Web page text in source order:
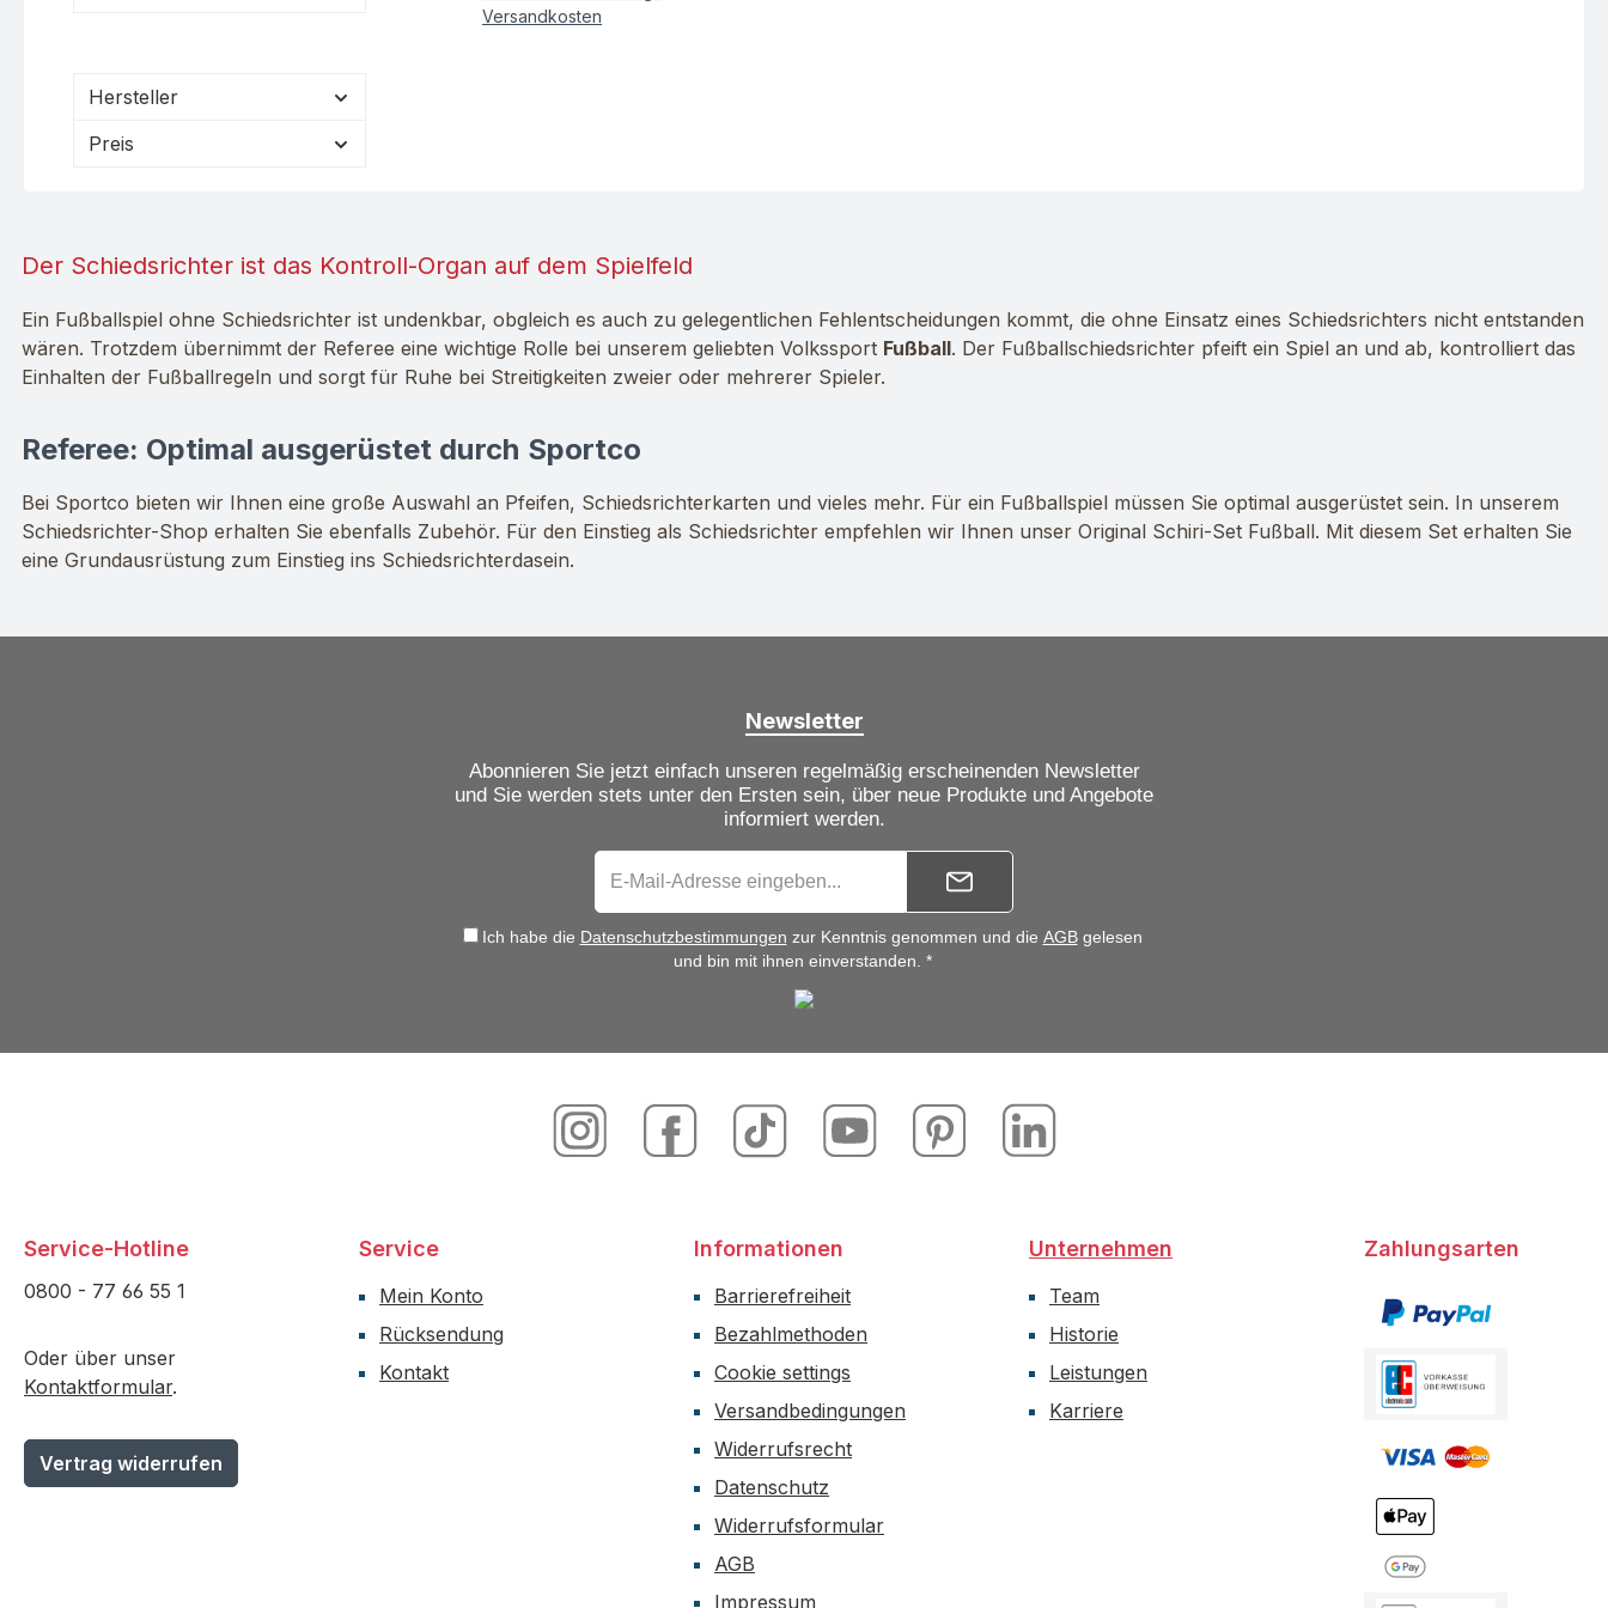
Hersteller
Preis
Versandkosten
Der Schiedsrichter ist das Kontroll-Organ auf dem Spielfeld
Ein Fußballspiel ohne Schiedsrichter ist undenkbar, obgleich es auch zu gelegentlichen Fehlentscheidungen kommt, die ohne Einsatz eines Schiedsrichters nicht entstanden
wären. Trotzdem übernimmt der Referee eine wichtige Rolle bei unserem geliebten Volkssport Fußball. Der Fußballschiedsrichter pfeift ein Spiel an und ab, kontrolliert das
Einhalten der Fußballregeln und sorgt für Ruhe bei Streitigkeiten zweier oder mehrerer Spieler.
Referee: Optimal ausgerüstet durch Sportco
Bei Sportco bieten wir Ihnen eine große Auswahl an Pfeifen, Schiedsrichterkarten und vieles mehr. Für ein Fußballspiel müssen Sie optimal ausgerüstet sein. In unserem
Schiedsrichter-Shop erhalten Sie ebenfalls Zubehör. Für den Einstieg als Schiedsrichter empfehlen wir Ihnen unser Original Schiri-Set Fußball. Mit diesem Set erhalten Sie
eine Grundausrüstung zum Einstieg ins Schiedsrichterdasein.
Newsletter
Abonnieren Sie jetzt einfach unseren regelmäßig erscheinenden Newsletter
und Sie werden stets unter den Ersten sein, über neue Produkte und Angebote
informiert werden.
Ich habe die Datenschutzbestimmungen zur Kenntnis genommen und die AGBgelesen
und bin mit ihnen einverstanden. *
Service-Hotline
0800 - 77 66 55 1
Oder über unser
Kontaktformular.
Vertrag widerrufen
Service
Mein Konto
Rücksendung
Kontakt
Informationen
Barrierefreiheit
Bezahlmethoden
Cookie settings
Versandbedingungen
Widerrufsrecht
Datenschutz
Widerrufsformular
AGB
Impressum
Unternehmen
Team
Historie
Leistungen
Karriere
Zahlungsarten